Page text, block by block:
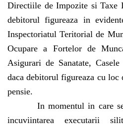
Directiile de Impozite si Taxe
debitorul figureaza in
Inspectoriatul Teritorial de
Ocupare a Fortelor de
Asigurari de Sanatate,
daca debitorul figureaza cu loc
pensie.
In momentul in care se
incuviintarea executarii